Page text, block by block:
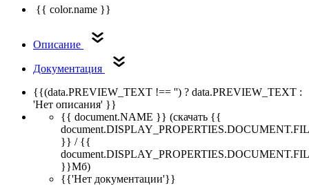
{{ color.name }}
Описание
Документация
{{(data.PREVIEW_TEXT !== '') ? data.PREVIEW_TEXT :
'Нет описания' }}
{{ document.NAME }} (скачать {{
}} / {{
}}Мб)
{{'Нет документации'}}